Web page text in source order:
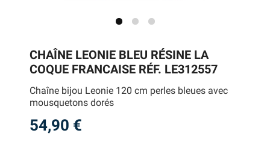
CHAÎNE LEONIE BLEU RÉSINE LA
COQUE FRANCAISE RÉF. LE312557
Chaîne bijou Leonie 120 cm perles bleues avec
mousquetons dorés
54,90 €